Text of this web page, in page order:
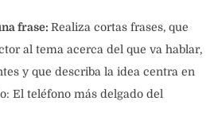
frase: Realiza cortas frases, que
al tema acerca del que va hablar,
y que describa la idea centra en
El teléfono más delgado del